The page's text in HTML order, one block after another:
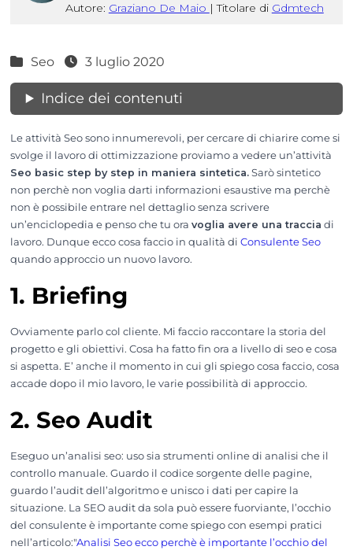
Autore: Graziano De Maio | Titolare di Gdmtech
Seo 3 luglio 2020
Indice dei contenuti
Le attività Seo sono innumerevoli, per cercare di chiarire come si
svolge il lavoro di ottimizzazione proviamo a vedere un’attività
Seo basic step by step in maniera sintetica.Sarò sintetico
non perchè non voglia darti informazioni esaustive ma perchè
non è possibile entrare nel dettaglio senza scrivere
un’enciclopedia e penso che tu ora voglia avere una traccia di
lavoro. Dunque ecco cosa faccio in qualità di Consulente Seo
quando approccio un nuovo lavoro.
1. Briefing
Ovviamente parlo col cliente. Mi faccio raccontare la storia del
progetto e gli obiettivi. Cosa ha fatto fin ora a livello di seo e cosa
si aspetta. E’ anche il momento in cui gli spiego cosa faccio, cosa
accade dopo il mio lavoro, le varie possibilità di approccio.
2. Seo Audit
Eseguo un’analisi seo: uso sia strumenti online di analisi che il
controllo manuale. Guardo il codice sorgente delle pagine,
guardo l’audit dell’algoritmo e unisco i dati per capire la
situazione. La SEO audit da sola può essere fuorviante, l’occhio
del consulente è importante come spiego con esempi pratici
nell’articolo:"Analisi Seo ecco perchè è importante l’occhio del